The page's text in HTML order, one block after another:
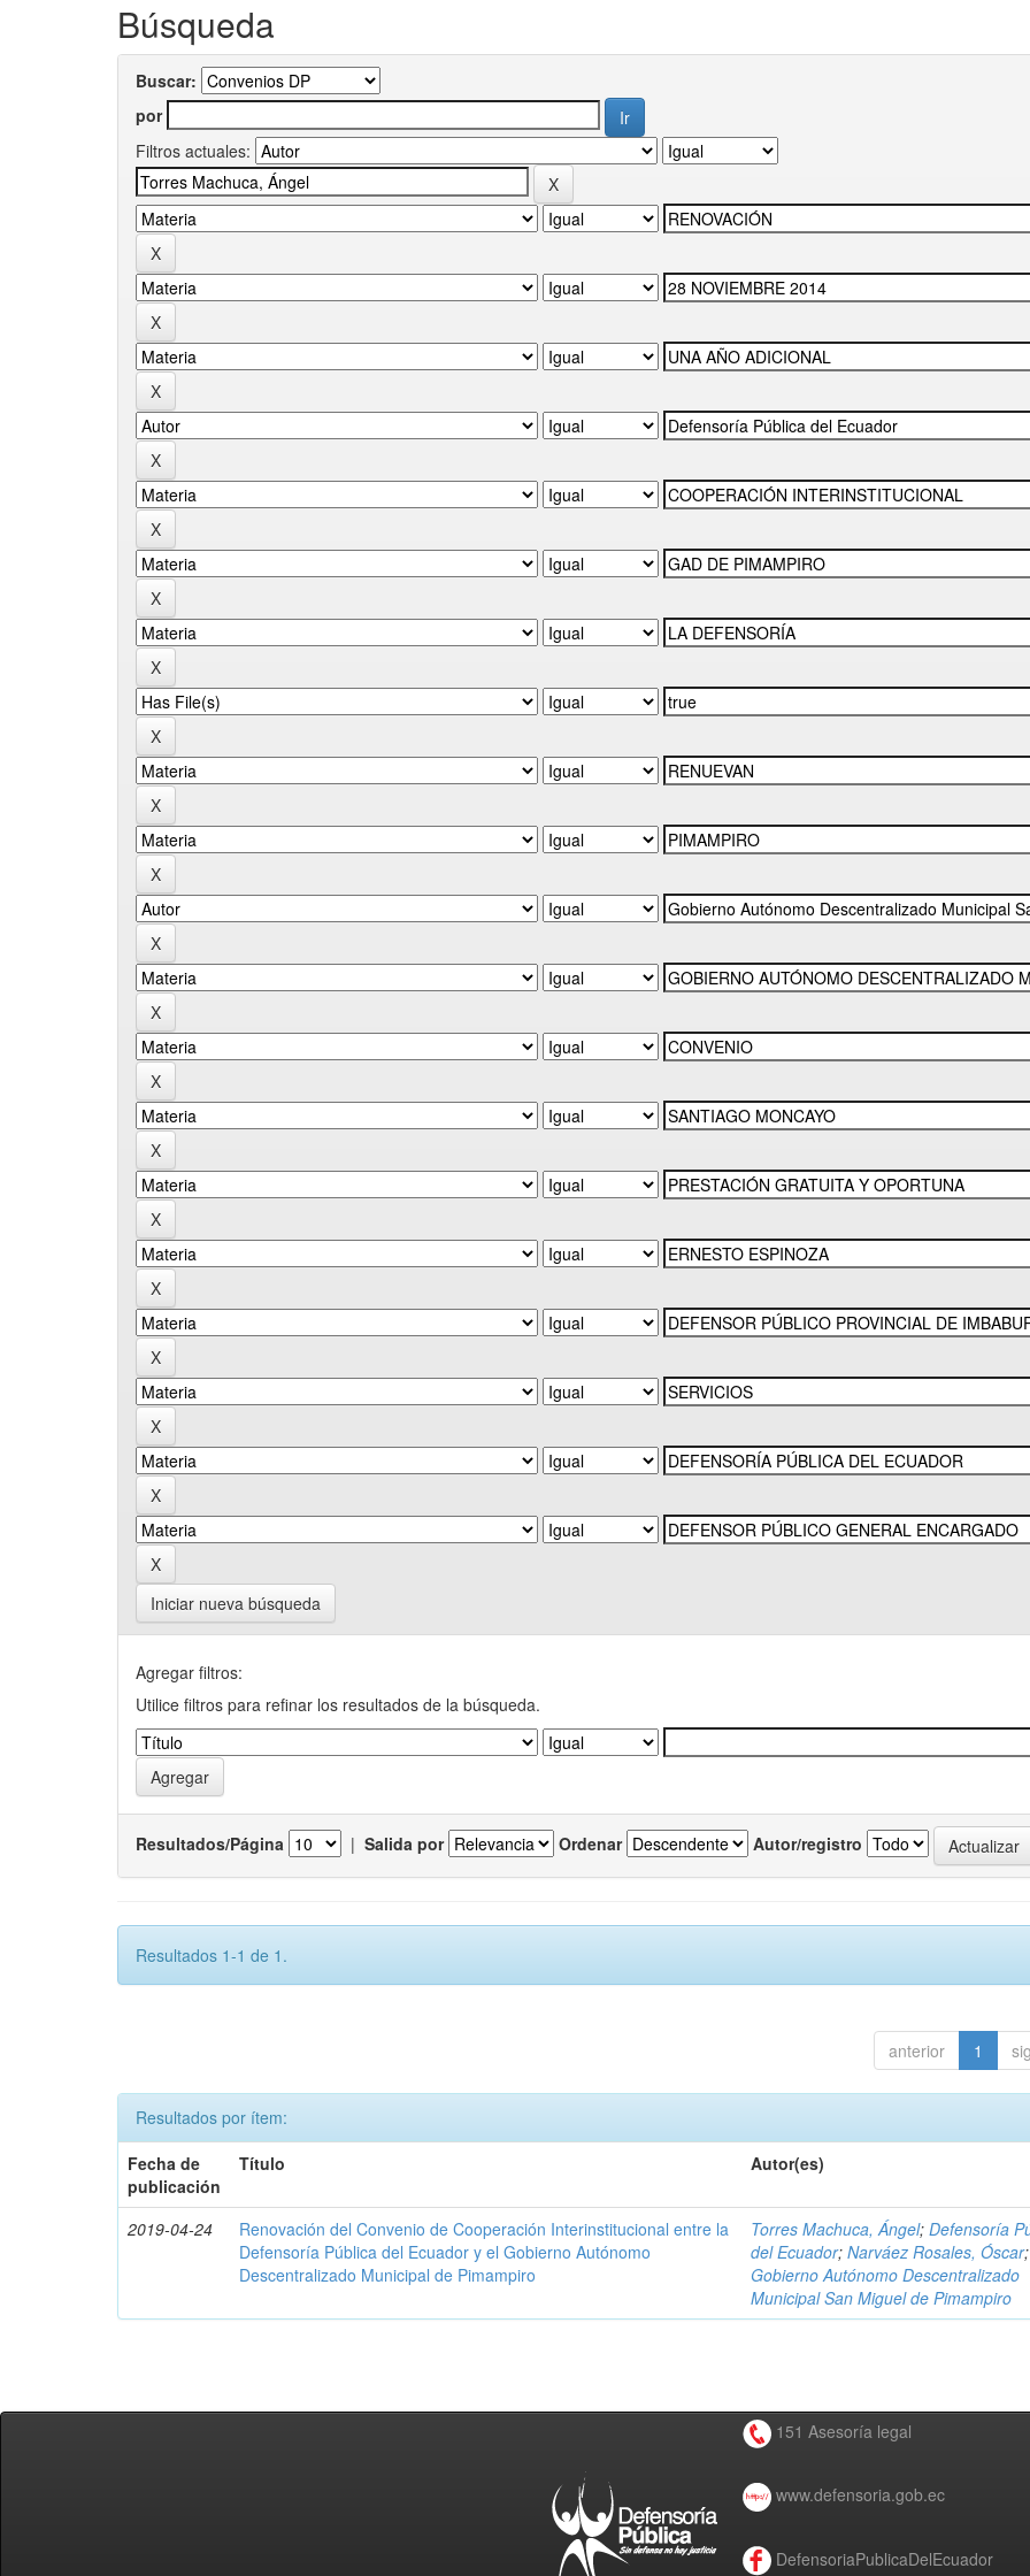
Búsqueda
Buscar:
por
Filtros actuales:
Iniciar nueva búsqueda
Agregar filtros:
Utilice filtros para refinar los resultados de la búsqueda.
Resultados/Página | Salida por Ordenar Autor/registro
Resultados 1-1 de 1.
anterior 1
Resultados por ítem:
Fecha de
publicación
Título Autor(es)
2019-04-24
Renovación del Convenio de Cooperación Interinstitucional entre la
Defensoría Pública del Ecuador y el Gobierno Autónomo
Descentralizado Municipal de Pimampiro
Torres Machuca, Ángel;Defensoría
del Ecuador;Narváez Rosales, Óscar;
Gobierno Autónomo Descentralizado
Municipal San Miguel de Pimampiro
151 Asesoría legal
www.defensoria.gob.ec
DefensoriaPublicaDelEcuador